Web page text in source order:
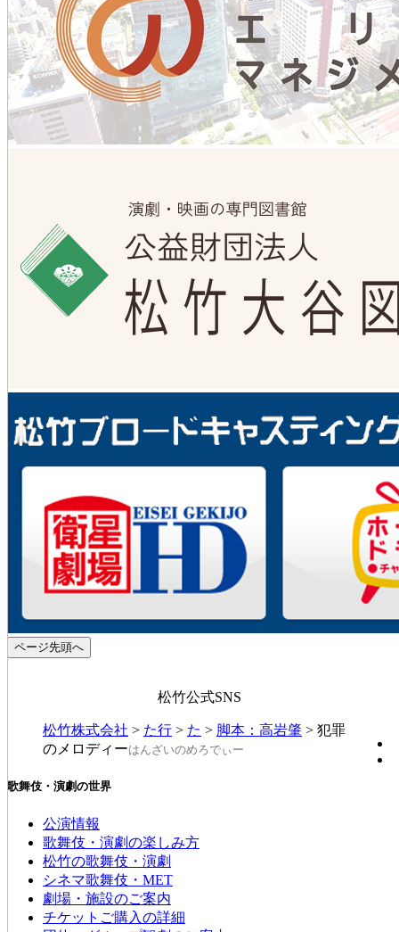
ページ先頭へ
松竹公式SNS
松竹株式会社 > た行 > た > 脚本：高岩肇 > 犯罪
のメロディーはんざいのめろでぃー
歌舞伎・演劇の世界
公演情報
歌舞伎・演劇の楽しみ方
松竹の歌舞伎・演劇
シネマ歌舞伎・MET
劇場・施設のご案内
チケットご購入の詳細